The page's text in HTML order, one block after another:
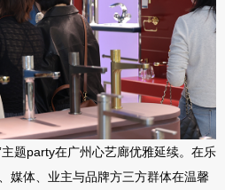
主题party在广州心艺廊优雅延续。在乐
媒体、业主与品牌方三方群体在温馨